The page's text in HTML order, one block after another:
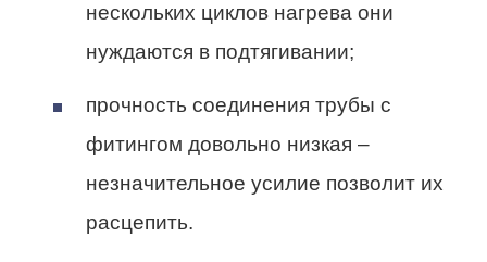
нескольких циклов нагрева они
нуждаются в подтягивании;
прочность соединения трубы с
фитингом довольно низкая –
незначительное усилие позволит их
расцепить.